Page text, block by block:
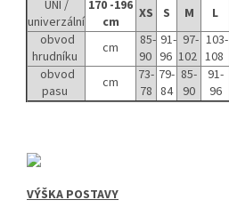
UNI /
univerzální
170 -196
cm
XS S M L
obvod
hrudníku
cm
85-
90
91-
96
97-
102
103-
108
obvod
pasu
cm
73-
78
79-
84
85-
90
91-
96
VÝŠKA POSTAVY